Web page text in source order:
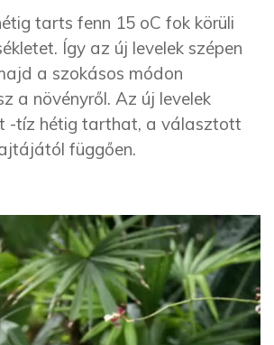
tarts fenn 15 oC fok körüli
Így az új levelek szépen
a szokásos módon
a növényről. Az új levelek
-tíz hétig tarthat, a választott
függően.